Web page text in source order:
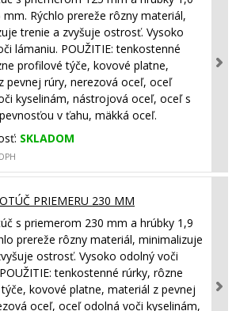
mm. Rýchlo prereže rôzny materiál,
trenie a zvyšuje ostrosť. Vysoko
lámaniu. POUŽITIE: tenkostenné
profilové týče, kovové platne,
pevnej rúry, nerezová oceľ, oceľ
kyselinám, nástrojová oceľ, oceľ s
v ťahu, mäkká oceľ.
SKLADOM
PRIEMERU 230 MM
s priemerom 230 mm a hrúbky 1,9
prereže rôzny materiál, minimalizuje
ostrosť. Vysoko odolný voči
tenkostenné rúrky, rôzne
kovové platne, materiál z pevnej
oceľ, oceľ odolná voči kyselinám,